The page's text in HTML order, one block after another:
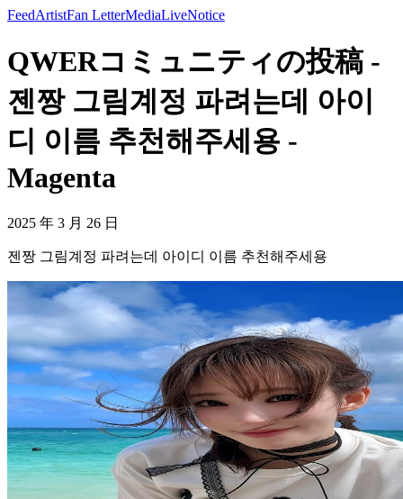
FeedArtistFan LetterMediaLiveNotice
QWERコミュニティの投稿 -
젠짱 그림계정 파려는데 아이
디 이름 추천해주세용 -
Magenta
2025 年 3 月 26 日
젠짱 그림계정 파려는데 아이디 이름 추천해주세용